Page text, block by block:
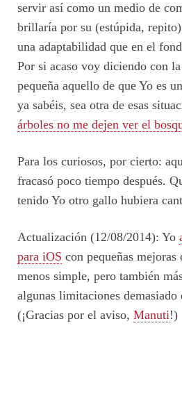
servir así como un medio de
brillaría por su (estúpida,
una adaptabilidad que en el
Por si acaso voy diciendo con
pequeña aquello de que Yo es
ya sabéis, sea otra de esas
árboles no me dejen ver el
Para los curiosos, por cierto:
fracasó poco tiempo después.
tenido Yo otro gallo hubiera
Actualización (12/08/2014): Yo
para iOS con pequeñas mejoras
menos simple, pero también
algunas limitaciones demasiado
(¡Gracias por el aviso, Manuti!)